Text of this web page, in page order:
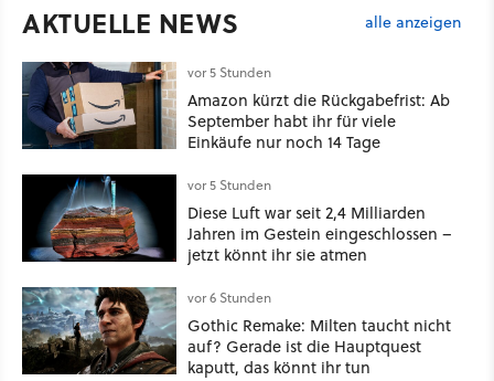
AKTUELLE NEWS alle anzeigen
vor 5 Stunden
Amazon kürzt die Rückgabefrist: Ab
September habt ihr für viele
Einkäufe nur noch 14 Tage
vor 5 Stunden
Diese Luft war seit 2,4 Milliarden
Jahren im Gestein eingeschlossen –
jetzt könnt ihr sie atmen
vor 6 Stunden
Gothic Remake: Milten taucht nicht
auf? Gerade ist die Hauptquest
kaputt, das könnt ihr tun